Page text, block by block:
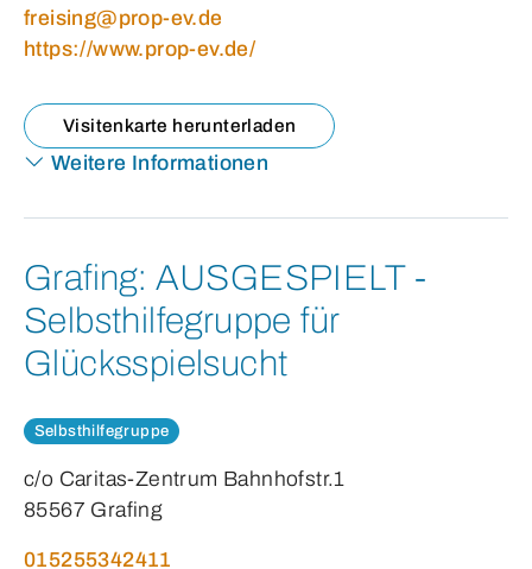
freising@prop-ev.de
https://www.prop-ev.de/
Visitenkarte herunterladen
Weitere Informationen
Grafing: AUSGESPIELT -
Selbsthilfegruppe für
Glücksspielsucht
Selbsthilfegruppe
c/o Caritas-Zentrum Bahnhofstr.1
85567 Grafing
015255342411